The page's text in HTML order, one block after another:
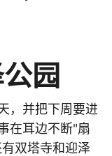
园
，并把下周要进
在耳边不断"扇
双塔寺和迎泽